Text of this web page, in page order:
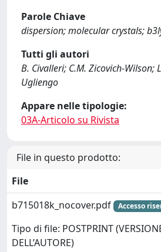
Parole Chiave
dispersion; molecular crystals;
Tutti gli autori
B. Civalleri; C.M. Zicovich-Wilson;
Ugliengo
Appare nelle tipologie:
03A-Articolo su Rivista
File in questo prodotto:
File
b715018k_nocover.pdf
Accesso
Tipo di file: POSTPRINT
DELL’AUTORE)